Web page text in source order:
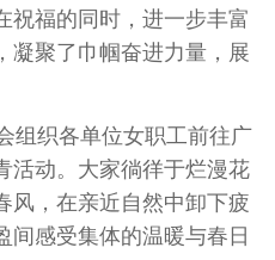
祝福的同时，进一步丰富
凝聚了巾帼奋进力量，展
组织各单位女职工前往广
活动。大家徜徉于烂漫花
风，在亲近自然中卸下疲
间感受集体的温暖与春日